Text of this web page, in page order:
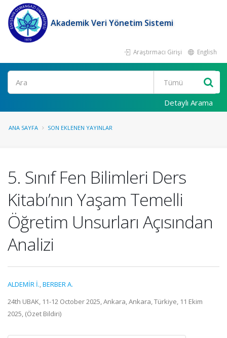
Akademik Veri Yönetim Sistemi
Araştırmacı Girişi English
Ara
Detaylı Arama
ANA SAYFA SON EKLENEN YAYINLAR
5. Sınıf Fen Bilimleri Ders
Kitabı’nın Yaşam Temelli
Öğretim Unsurları Açısından
Analizi
ALDEMİR İ.,BERBER A.
24th UBAK, 11-12 October 2025, Ankara, Ankara, Türkiye, 11 Ekim
2025, (Özet Bildiri)